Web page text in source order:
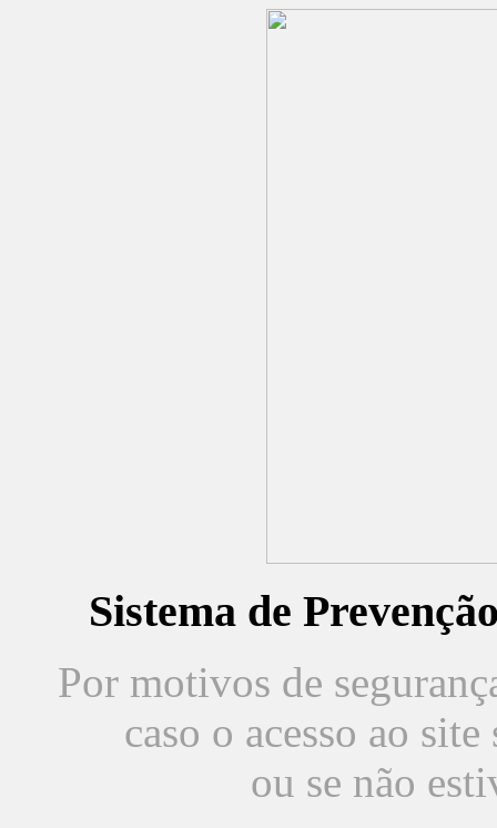
Sistema de
Por motivos de
caso o acesso ao
ou se não